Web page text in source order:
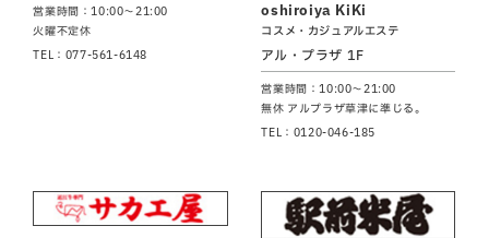
営業時間：10:00～21:00
火曜不定休
TEL：077-561-6148
oshiroiya KiKi
コスメ・カジュアルエステ
アル・プラザ 1F
営業時間：10:00～21:00
無休 アルプラザ草津に準じる。
TEL：0120-046-185